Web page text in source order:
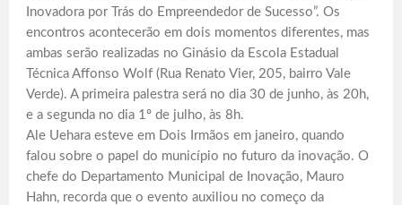
Inovadora por Trás do Empreendedor de Sucesso”. Os
encontros acontecerão em dois momentos diferentes, mas
ambas serão realizadas no Ginásio da Escola Estadual
Técnica Affonso Wolf (Rua Renato Vier, 205, bairro Vale
Verde). A primeira palestra será no dia 30 de junho, às 20h,
e a segunda no dia 1º de julho, às 8h.
Ale Uehara esteve em Dois Irmãos em janeiro, quando
falou sobre o papel do município no futuro da inovação. O
chefe do Departamento Municipal de Inovação, Mauro
Hahn, recorda que o evento auxiliou no começo da